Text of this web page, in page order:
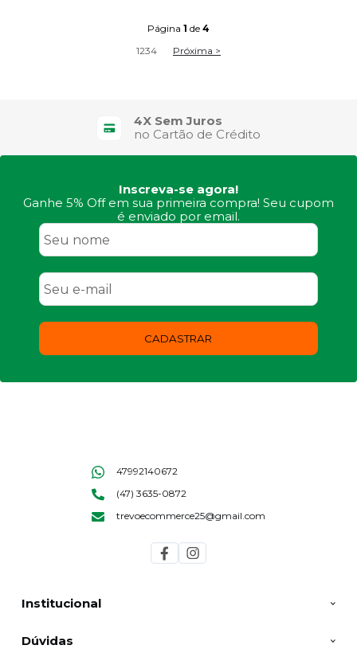
Página 1 de 4
1234 Próxima >
4X Sem Juros
no Cartão de Crédito
Inscreva-se agora!
Ganhe 5% Off em sua primeira compra! Seu cupom
é enviado por email.
CADASTRAR
Institucional
Dúvidas
47992140672
(47) 3635-0872
trevoecommerce25@gmail.com